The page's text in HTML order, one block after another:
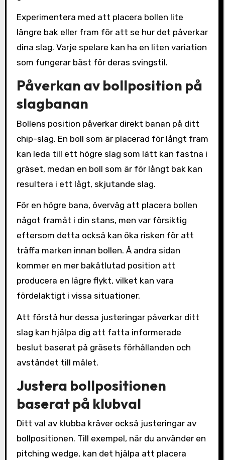
Experimentera med att placera bollen lite
längre bak eller fram för att se hur det påverkar
dina slag. Varje spelare kan ha en liten variation
som fungerar bäst för deras svingstil.
Påverkan av bollposition på
slagbanan
Bollens position påverkar direkt banan på ditt
chip-slag. En boll som är placerad för långt fram
kan leda till ett högre slag som lätt kan fastna i
gräset, medan en boll som är för långt bak kan
resultera i ett lågt, skjutande slag.
För en högre bana, överväg att placera bollen
något framåt i din stans, men var försiktig
eftersom detta också kan öka risken för att
träffa marken innan bollen. Å andra sidan
kommer en mer bakåtlutad position att
producera en lägre flykt, vilket kan vara
fördelaktigt i vissa situationer.
Att förstå hur dessa justeringar påverkar ditt
slag kan hjälpa dig att fatta informerade
beslut baserat på gräsets förhållanden och
avståndet till målet.
Justera bollpositionen
baserat på klubval
Ditt val av klubba kräver också justeringar av
bollpositionen. Till exempel, när du använder en
pitching wedge, kan det hjälpa att placera